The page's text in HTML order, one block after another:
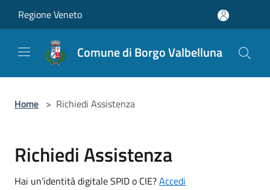
Regione Veneto
Comune di Borgo Valbelluna
Home > Richiedi Assistenza
Richiedi Assistenza
Hai un’identità digitale SPID o CIE?Accedi